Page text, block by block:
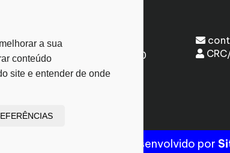
(45) 3028-2947
(45) 99806-6020
| Desenvolvido por
a sua
conteúdo
site e entender de onde